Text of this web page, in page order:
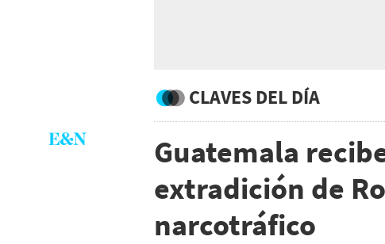
CLAVES DEL DÍA
Guatemala
extradición de
narcotráfico